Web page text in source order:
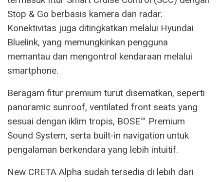
Stop & Go berbasis kamera dan radar.
Konektivitas juga ditingkatkan melalui Hyundai
Bluelink, yang memungkinkan pengguna
memantau dan mengontrol kendaraan melalui
smartphone.
Beragam fitur premium turut disematkan, seperti
panoramic sunroof, ventilated front seats yang
sesuai dengan iklim tropis, BOSE™ Premium
Sound System, serta built-in navigation untuk
pengalaman berkendara yang lebih intuitif.
New CRETA Alpha sudah tersedia di lebih dari